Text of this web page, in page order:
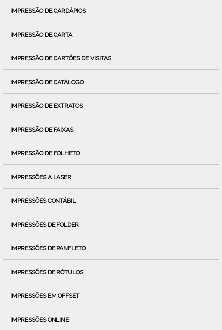
IMPRESSÃO DE CARDÁPIOS
IMPRESSÃO DE CARTA
IMPRESSÃO DE CARTÕES DE VISITAS
IMPRESSÃO DE CATÁLOGO
IMPRESSÃO DE EXTRATOS
IMPRESSÃO DE FAIXAS
IMPRESSÃO DE FOLHETO
IMPRESSÕES A LASER
IMPRESSÕES CONTÁBIL
IMPRESSÕES DE FOLDER
IMPRESSÕES DE PANFLETO
IMPRESSÕES DE RÓTULOS
IMPRESSÕES EM OFFSET
IMPRESSÕES ONLINE